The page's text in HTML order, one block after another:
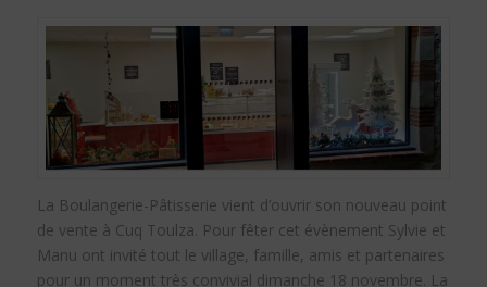
La Boulangerie-Pâtisserie vient d’ouvrir son nouveau point
de vente à Cuq Toulza. Pour fêter cet évènement Sylvie et
Manu ont invité tout le village, famille, amis et partenaires
pour un moment très convivial dimanche 18 novembre. La